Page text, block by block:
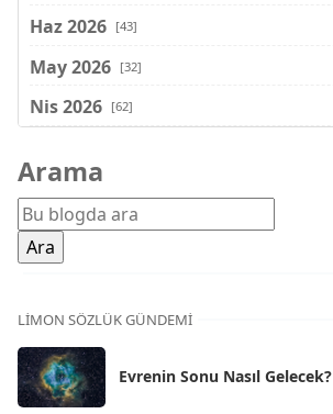
Haz 2026 [43]
May 2026 [32]
Nis 2026 [62]
Şub 2026
Oca 2026 [72]
Ara 2025
Kas 2025
Eki 2025
Eyl 2025 [56]
Arama
LIMON SÖZLÜK GÜNDEMI
Evrenin Sonu Nasıl Gelecek?